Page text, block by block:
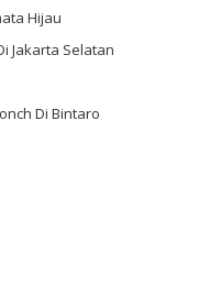
Hijau
Jakarta Selatan
Di Bintaro